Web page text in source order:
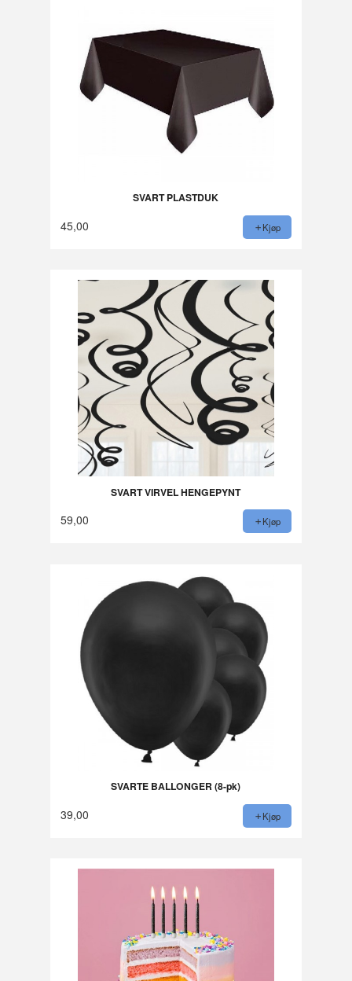
SVART PLASTDUK
45,00 Kjøp
SVART VIRVEL HENGEPYNT
59,00 Kjøp
SVARTE BALLONGER (8-pk)
39,00 Kjøp